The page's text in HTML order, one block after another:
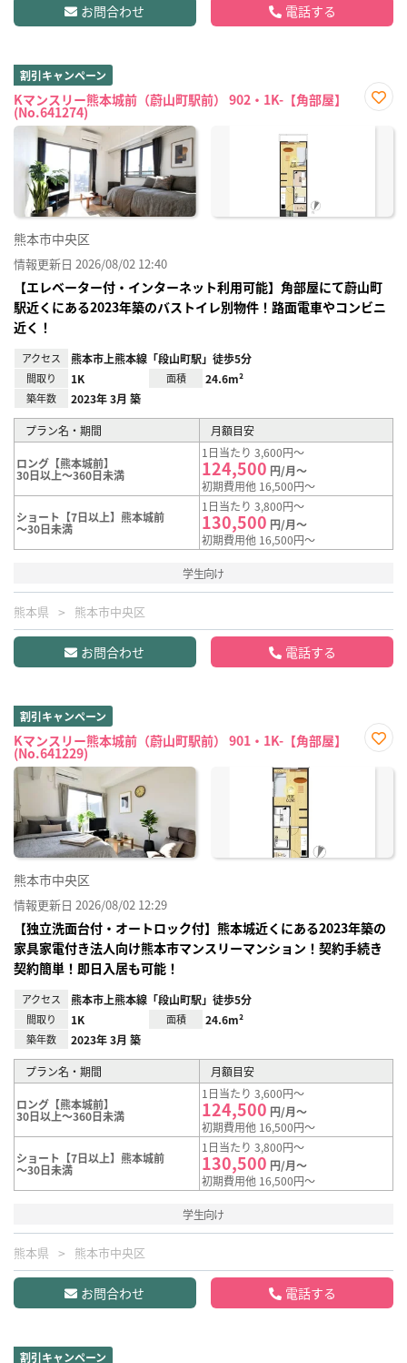
お問合わせ 電話する
割引キャンペーン
Kマンスリー熊本城前（蔚山町駅前） 902・1K-【角部屋】
(No.641274)
に入
熊本市中央区
情報更新日 2026/08/02 12:40
【エレベーター付・インターネット利用可能】角部屋にて蔚山町
駅近くにある2023年築のバストイレ別物件！路面電車やコンビニ
近く！
アクセス 熊本市上熊本線「段山町駅」徒歩5分
間取り 1K 面積 24.6m²
築年数 2023年 3月 築
プラン名・期間 月額目安
ロング【熊本城前】
30日以上～360日未満
1日当たり 3,600円～
124,500 円/月～
初期費用他 16,500円～
ショート【7日以上】熊本城前
～30日未満
1日当たり 3,800円～
130,500 円/月～
初期費用他 16,500円～
学生向け
熊本県 熊本市中央区
お問合わせ 電話する
割引キャンペーン
Kマンスリー熊本城前（蔚山町駅前） 901・1K-【角部屋】
(No.641229)
に入
熊本市中央区
情報更新日 2026/08/02 12:29
【独立洗面台付・オートロック付】熊本城近くにある2023年築の
家具家電付き法人向け熊本市マンスリーマンション！契約手続き
契約簡単！即日入居も可能！
アクセス 熊本市上熊本線「段山町駅」徒歩5分
間取り 1K 面積 24.6m²
築年数 2023年 3月 築
プラン名・期間 月額目安
ロング【熊本城前】
30日以上～360日未満
1日当たり 3,600円～
124,500 円/月～
初期費用他 16,500円～
ショート【7日以上】熊本城前
～30日未満
1日当たり 3,800円～
130,500 円/月～
初期費用他 16,500円～
学生向け
熊本県 熊本市中央区
お問合わせ 電話する
割引キャンペーン